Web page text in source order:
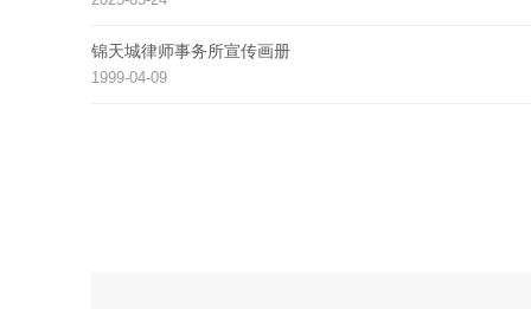
锦天城律师事务所宣传画册
1999-04-09